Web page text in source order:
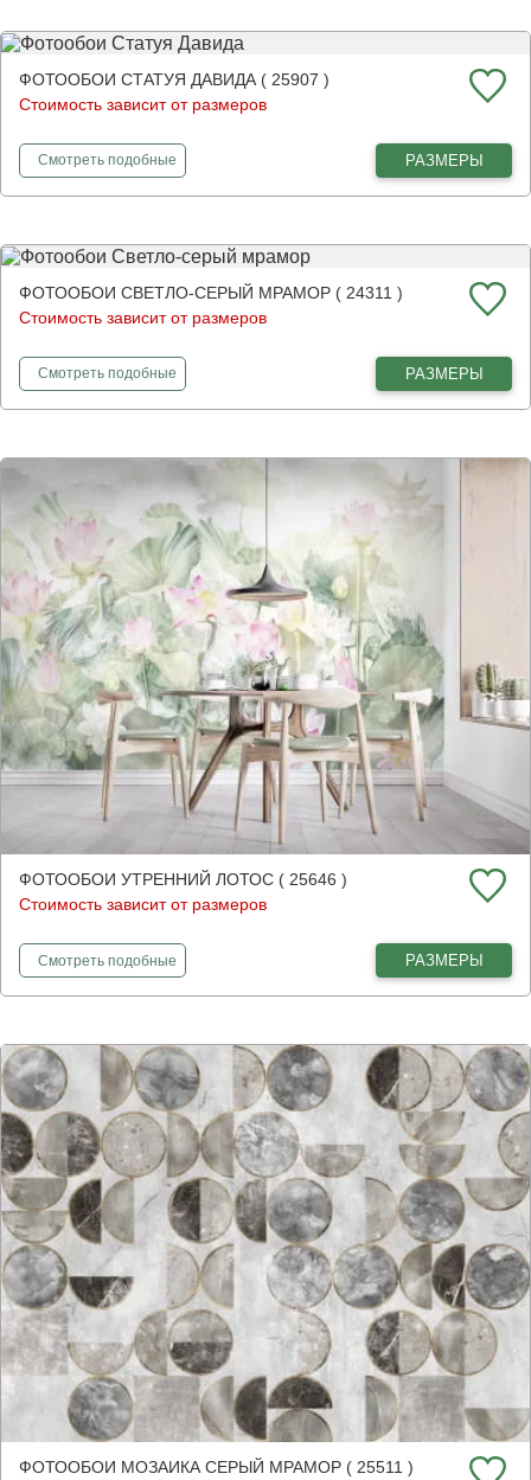
ФОТООБОИ СТАТУЯ ДАВИДА ( 25907 )
Стоимость зависит от размеров
Смотретьфотообои
подобные РАЗМЕРЫ
ФОТООБОИ СВЕТЛО-СЕРЫЙ МРАМОР ( 24311 )
Стоимость зависит от размеров
Смотретьфотообои
подобные РАЗМЕРЫ
ФОТООБОИ УТРЕННИЙ ЛОТОС ( 25646 )
Стоимость зависит от размеров
Смотретьфотообои
подобные РАЗМЕРЫ
ФОТООБОИ МОЗАИКА СЕРЫЙ МРАМОР ( 25511 )